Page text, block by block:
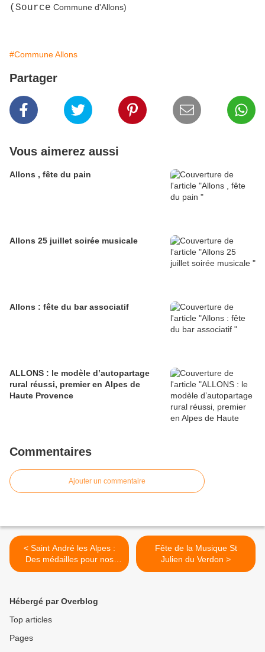
(Source Commune d'Allons)
#Commune Allons
Partager
Vous aimerez aussi
Allons , fête du pain
Allons 25 juillet soirée musicale
Allons : fête du bar associatif
ALLONS : le modèle d’autopartage
rural réussi, premier en Alpes de
Haute Provence
Commentaires
Ajouter un commentaire
< Saint André les Alpes :
Des médailles pour nos
météorologistes amateurs
Fête de la Musique St
Julien du Verdon >
Hébergé par Overblog
Top articles
Pages